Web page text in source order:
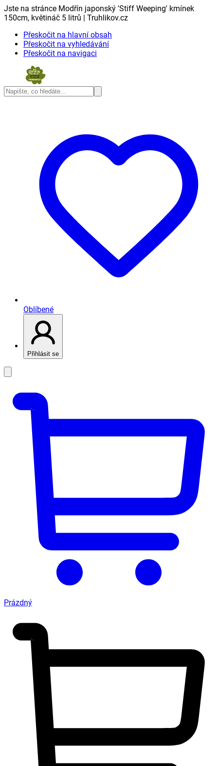
Jste na stránce Modřín japonský 'Stiff Weeping' kmínek
150cm, květináč 5 litrů | Truhlikov.cz
Přeskočit na hlavní obsah
Přeskočit na vyhledávání
Přeskočit na navigaci
Oblíbené
Přihlásit se
Prázdný